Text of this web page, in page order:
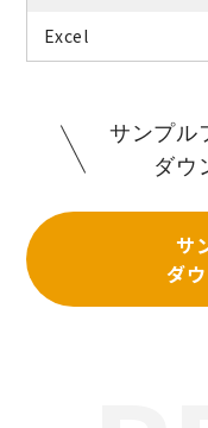
Excel
サンプル
ダウ
サ
ダ